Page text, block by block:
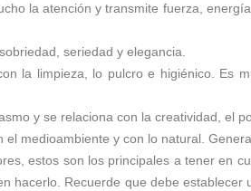
la atención y transmite fuerza,
seriedad y elegancia.
la limpieza, lo pulcro e higiénico. Es
y se relaciona con la creatividad, el
el medioambiente y con lo natural.
estos son los principales a tener en
hacerlo. Recuerde que debe establecer